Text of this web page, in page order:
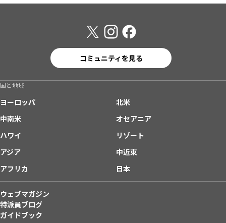
コミュニティを見る
国と地域
ヨーロッパ
北米
中南米
オセアニア
ハワイ
リゾート
アジア
中近東
アフリカ
日本
ウェブマガジン
特派員ブログ
ガイドブック